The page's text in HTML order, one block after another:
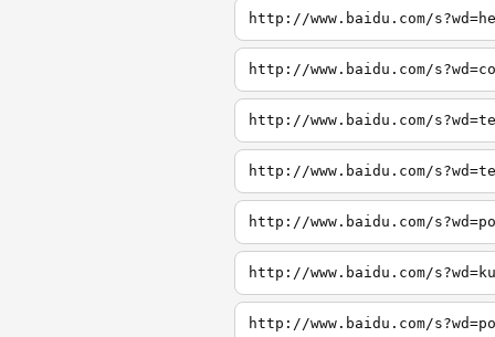
http://www.baidu.com/
http://www.baidu.com/
http://www.baidu.com/
http://www.baidu.com/
http://www.baidu.com/
http://www.baidu.com/
http://www.baidu.com/